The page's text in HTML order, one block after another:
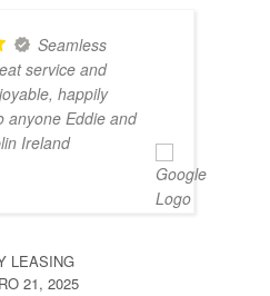
Seamless
service and
happily
anyone Eddie and
Ireland
LEASING
21, 2025